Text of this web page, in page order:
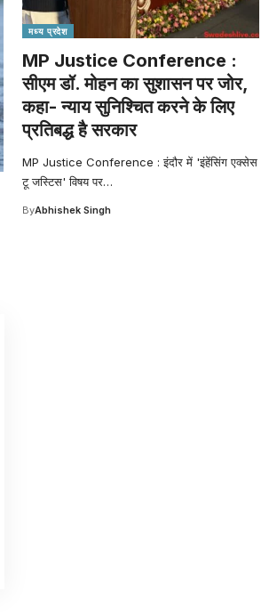
मध्य प्रदेश
MP Justice Conference :
सीएम डॉ. मोहन का सुशासन पर जोर,
कहा- न्याय सुनिश्चित करने के लिए
प्रतिबद्ध है सरकार
MP Justice Conference : इंदौर में 'इंहेंसिंग एक्सेस
टू जस्टिस' विषय पर…
ByAbhishek Singh